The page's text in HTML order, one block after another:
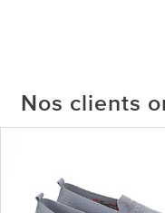
Nos clients